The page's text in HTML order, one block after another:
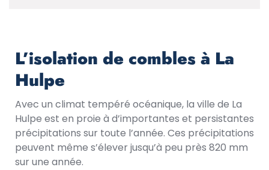
L’isolation de combles à La
Hulpe
Avec un climat tempéré océanique, la ville de La
Hulpe est en proie à d’importantes et persistantes
précipitations sur toute l’année. Ces précipitations
peuvent même s’élever jusqu’à peu près 820 mm
sur une année.